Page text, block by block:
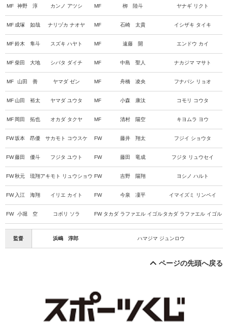
MF 神野 淳 カンノ アツシ MF 栁 陸斗 ヤナギ リクト
MF 成塚 如哉 ナリヅカ ナオヤ MF 石崎 太貴 イシザキ タイキ
MF 鈴木 隼斗 スズキ ハヤト MF 遠藤 開 エンドウ カイ
MF 柴田 大地 シバタ ダイチ MF 中島 聖人 ナカジマ マサト
MF 山田 善 ヤマダ ゼン MF 舟橋 凌央 フナバシ リョオ
MF 山田 裕太 ヤマダ ユウタ MF 小森 康汰 コモリ コウタ
MF 岡田 拓也 オカダ タクヤ MF 清村 陽空 キヨムラ ヨウ
FW坂本 昂優 サカモト コウスケ FW 藤井 翔太 フジイ ショウタ
FW藤田 優斗 フジタ ユウト FW 藤田 竜成 フジタ リュウセイ
FW秋元 琉翔アキモト リュウショウ FW 吉野 陽翔 ヨシノ ハルト
FW 入江 海翔 イリエ カイト FW 今泉 凜平 イマイズミ リンペイ
FW 小堀 空 コボリ ソラ FW タカダ ラファエル イゴル タカダ ラファエル イゴル
監督 浜嶋 淳郎 ハマジマ ジュンロウ
ページの先頭へ戻る